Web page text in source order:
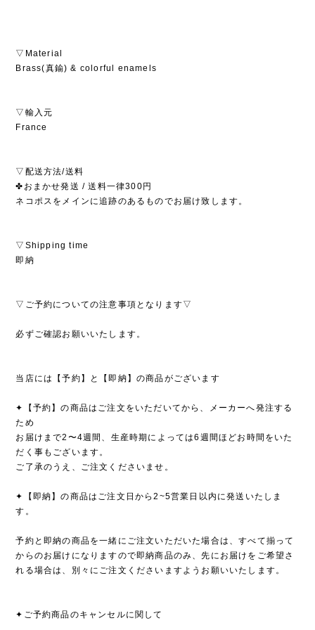
▽Material
Brass(真鍮) & colorful enamels
▽輸入元
France
▽配送方法/送料
✤おまかせ発送 / 送料一律300円
ネコポスをメインに追跡のあるものでお届け致します。
▽Shipping time
即納
▽ご予約についての注意事項となります▽
必ずご確認お願いいたします。
当店には【予約】と【即納】の商品がございます
✦【予約】の商品はご注文をいただいてから、メーカーへ発注する
ため
お届けまで2〜4週間、生産時期によっては6週間ほどお時間をいた
だく事もございます。
ご了承のうえ、ご注文くださいませ。
✦【即納】の商品はご注文日から2~5営業日以内に発送いたしま
す。
予約と即納の商品を一緒にご注文いただいた場合は、すべて揃って
からのお届けになりますので即納商品のみ、先にお届けをご希望さ
れる場合は、別々にご注文くださいますようお願いいたします。
✦ご予約商品のキャンセルに関して